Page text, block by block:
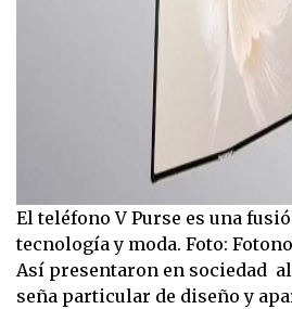
El teléfono V Purse es una
tecnología y moda. Foto:
Así presentaron en sociedad
seña particular de diseño y